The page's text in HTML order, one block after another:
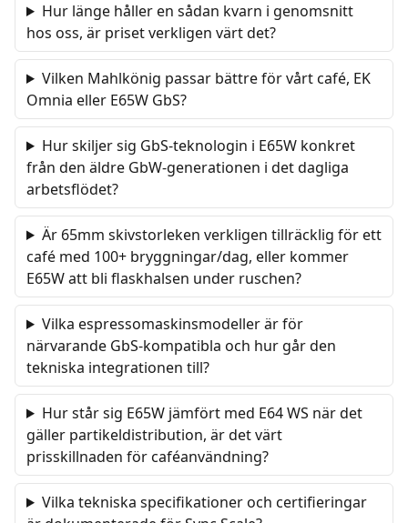
Hur länge håller en sådan kvarn i genomsnitt
hos oss, är priset verkligen värt det?
Vilken Mahlkönig passar bättre för vårt café, EK
Omnia eller E65W GbS?
Hur skiljer sig GbS-teknologin i E65W konkret
från den äldre GbW-generationen i det dagliga
arbetsflödet?
Är 65mm skivstorleken verkligen tillräcklig för ett
café med 100+ bryggningar/dag, eller kommer
E65W att bli flaskhalsen under ruschen?
Vilka espressomaskinsmodeller är för
närvarande GbS-kompatibla och hur går den
tekniska integrationen till?
Hur står sig E65W jämfört med E64 WS när det
gäller partikeldistribution, är det värt
prisskillnaden för caféanvändning?
Vilka tekniska specifikationer och certifieringar